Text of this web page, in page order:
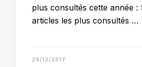
plus consultés cette année :
articles les plus consultés …
29/12/2017